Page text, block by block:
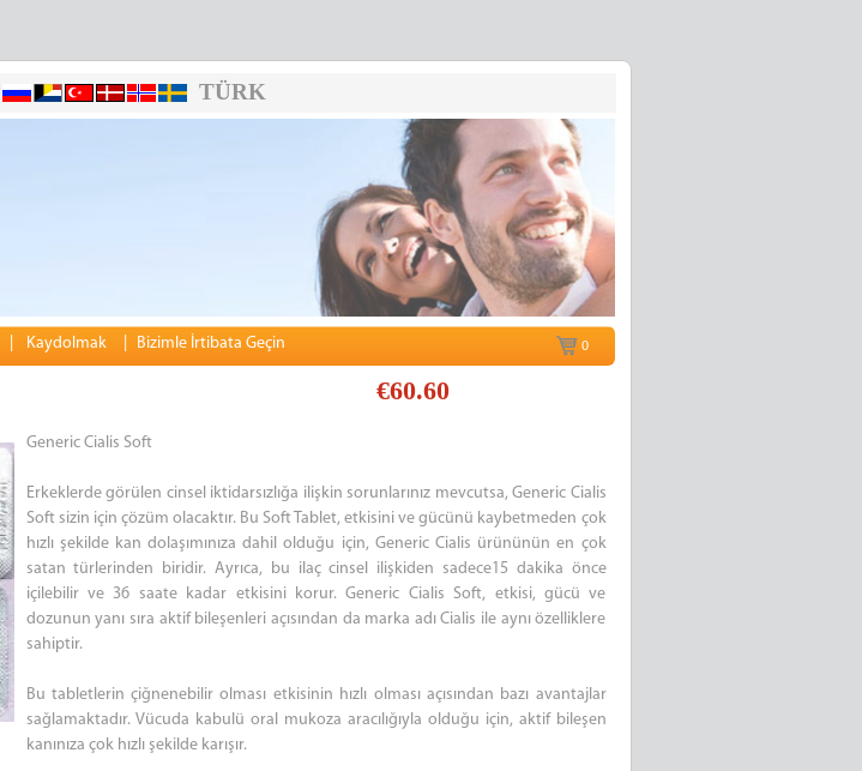
TÜRK
Kaydolmak Bizimle İrtibata Geçin 0
€60.60
Generic Cialis Soft
Erkeklerde görülen cinsel iktidarsızlığa ilişkin sorunlarınız mevcutsa, Generic Cialis
Soft sizin için çözüm olacaktır. Bu Soft Tablet, etkisini ve gücünü kaybetmeden çok
hızlı şekilde kan dolaşımınıza dahil olduğu için, Generic Cialis ürününün en çok
satan türlerinden biridir. Ayrıca, bu ilaç cinsel ilişkiden sadece15 dakika önce
içilebilir ve 36 saate kadar etkisini korur. Generic Cialis Soft, etkisi, gücü ve
dozunun yanı sıra aktif bileşenleri açısından da marka adı Cialis ile aynı özelliklere
sahiptir.
Bu tabletlerin çiğnenebilir olması etkisinin hızlı olması açısından bazı avantajlar
sağlamaktadır. Vücuda kabulü oral mukoza aracılığıyla olduğu için, aktif bileşen
kanınıza çok hızlı şekilde karışır.